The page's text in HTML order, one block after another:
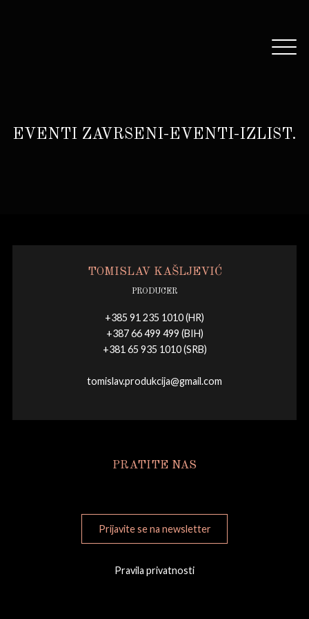
EVENTI ZAVRSENI-EVENTI-IZLIST.
TOMISLAV KAŠLJEVIĆ
PRODUCER
+385 91 235 1010 (HR)
+387 66 499 499 (BIH)
+381 65 935 1010 (SRB)
tomislav.produkcija@gmail.com
PRATITE NAS
Prijavite se na newsletter
Pravila privatnosti